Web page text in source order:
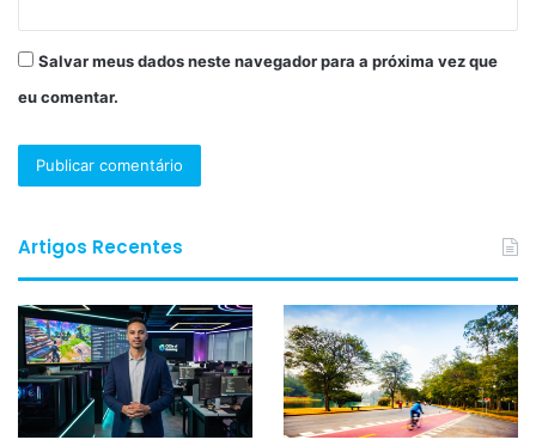
Salvar meus dados neste navegador para a próxima vez que
eu comentar.
Artigos Recentes